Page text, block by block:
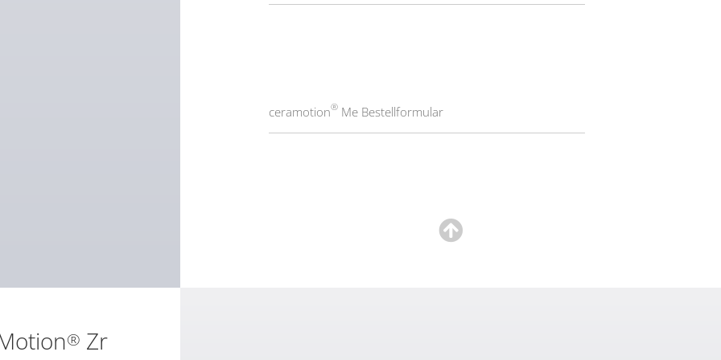
ceramotion®Me Bestellformular
® Zr